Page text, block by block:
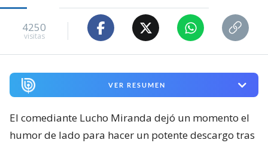
4250
visitas
VER RESUMEN
El comediante Lucho Miranda dejó un momento el
humor de lado para hacer un potente descargo tras